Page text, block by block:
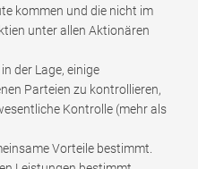
kommen und die nicht im
unter allen Aktionären
der Lage, einige
Parteien zu kontrollieren,
Kontrolle (mehr als
Vorteile bestimmt.